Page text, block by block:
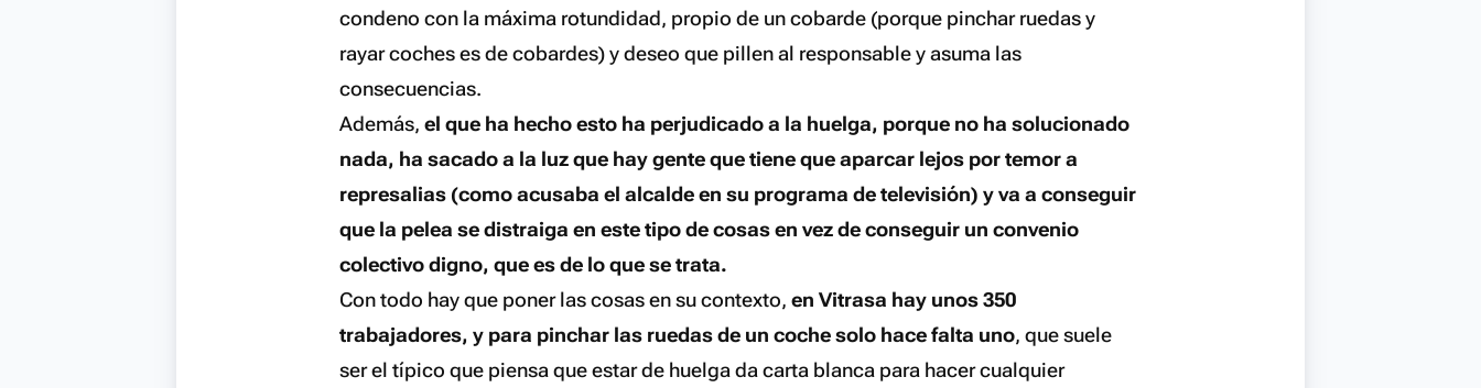
condeno con la máxima rotundidad, propio de un cobarde (porque pinchar ruedas y
rayar coches es de cobardes) y deseo que pillen al responsable y asuma las
consecuencias.
Además, el que ha hecho esto ha perjudicado a la huelga, porque no ha solucionado
nada, ha sacado a la luz que hay gente que tiene que aparcar lejos por temor a
represalias (como acusaba el alcalde en su programa de televisión) y va a conseguir
que la pelea se distraiga en este tipo de cosas en vez de conseguir un convenio
colectivo digno, que es de lo que se trata.
Con todo hay que poner las cosas en su contexto, en Vitrasa hay unos 350
trabajadores, y para pinchar las ruedas de un coche solo hace falta uno, que suele
ser el típico que piensa que estar de huelga da carta blanca para hacer cualquier